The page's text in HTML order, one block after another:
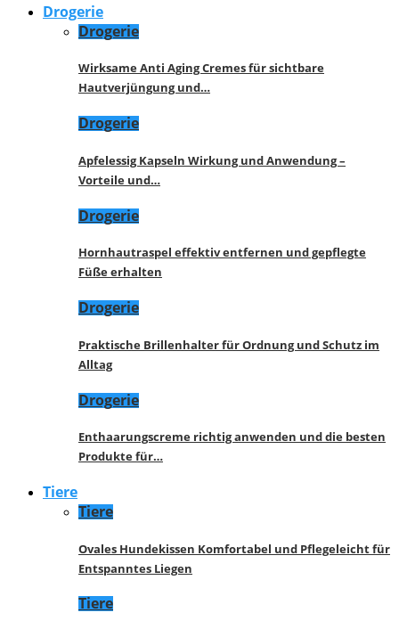
Drogerie
Drogerie
Wirksame Anti Aging Cremes für sichtbare
Hautverjüngung und…
Drogerie
Apfelessig Kapseln Wirkung und Anwendung –
Vorteile und…
Drogerie
Hornhautraspel effektiv entfernen und gepflegte
Füße erhalten
Drogerie
Praktische Brillenhalter für Ordnung und Schutz im
Alltag
Drogerie
Enthaarungscreme richtig anwenden und die besten
Produkte für…
Tiere
Tiere
Ovales Hundekissen Komfortabel und Pflegeleicht für
Entspanntes Liegen
Tiere